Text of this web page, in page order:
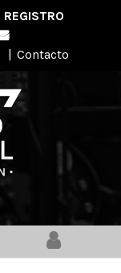
REGISTRO
| Contacto